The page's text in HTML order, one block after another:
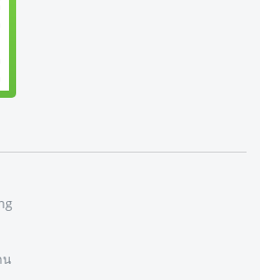
น